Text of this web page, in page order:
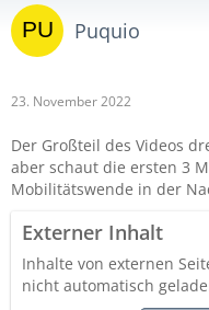
Puquio
23. November 2022
Der Großteil des Videos
aber schaut die ersten 3
Mobilitätswende in der
Externer Inhalt
Inhalte von externen
nicht automatisch